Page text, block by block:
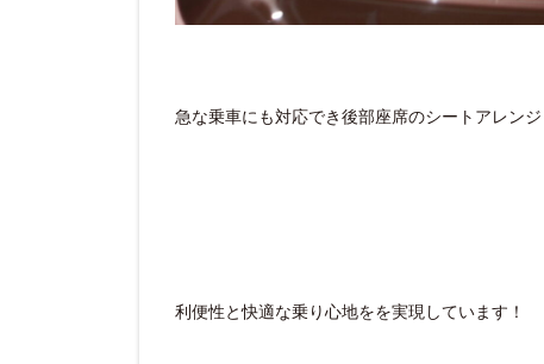
急な乗車にも対応でき後部座席のシートアレンジ
利便性と快適な乗り心地をを実現しています！